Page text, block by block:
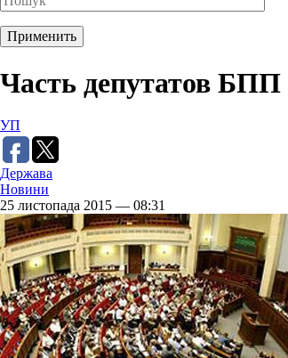
Часть депутатов
УП
Держава
Новини
25 листопада 2015 — 08:31